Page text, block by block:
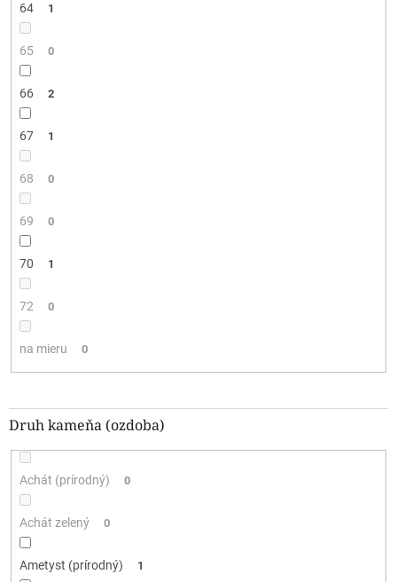
64 1
65 0
66 2
67 1
68 0
69 0
70 1
72 0
na mieru 0
Druh kameňa (ozdoba)
Achát (prírodný) 0
Achát zelený 0
Ametyst (prírodný) 1